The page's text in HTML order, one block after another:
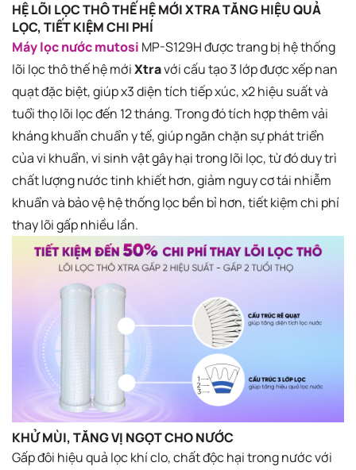
HỆ LÕI LỌC THÔ THẾ HỆ MỚI XTRA TĂNG HIỆU QUẢ
LỌC, TIẾT KIỆM CHI PHÍ
Máy lọc nước mutosi MP-S129H được trang bị hệ thống
lõi lọc thô thế hệ mớiXtravới cấu tạo 3 lớp được xếp nan
quạt đặc biệt, giúp x3 diện tích tiếp xúc, x2 hiệu suất và
tuổi thọ lõi lọc đến 12 tháng. Trong đó tích hợp thêm vải
kháng khuẩn chuẩn y tế, giúp ngăn chặn sự phát triển
của vi khuẩn, vi sinh vật gây hại trong lõi lọc, từ đó duy trì
chất lượng nước tinh khiết hơn, giảm nguy cơ tái nhiễm
khuẩn và bảo vệ hệ thống lọc bền bỉ hơn, tiết kiệm chi phí
thay lõi gấp nhiều lần.
KHỬ MÙI, TĂNG VỊ NGỌT CHO NƯỚC
Gấp đôi hiệu quả lọc khí clo, chất độc hại trong nước với